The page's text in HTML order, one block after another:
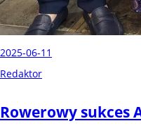
2025-06-11
Redaktor
Rowerowy sukces